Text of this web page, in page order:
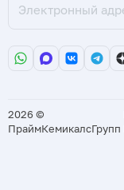
2026 ©
ПраймКемикалсГрупп